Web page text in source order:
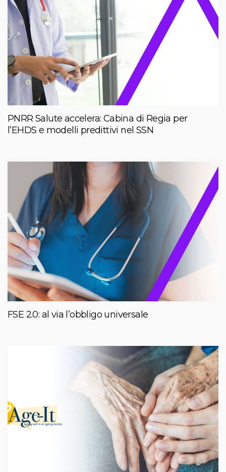
PNRR Salute accelera: Cabina di Regia per
l’EHDS e modelli predittivi nel SSN
FSE 2.0: al via l’obbligo universale